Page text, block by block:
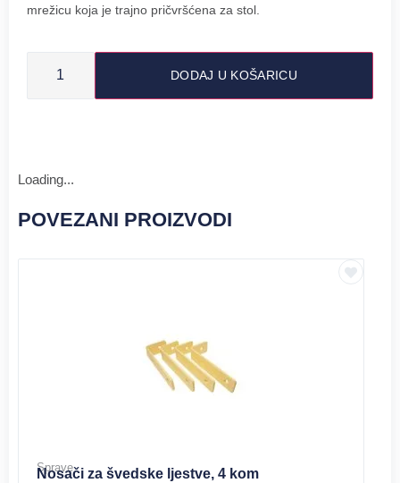
mrežicu koja je trajno pričvršćena za stol.
DODAJ U KOŠARICU
Loading...
POVEZANI PROIZVODI
Sprave
Nosači za švedske ljestve, 4 kom